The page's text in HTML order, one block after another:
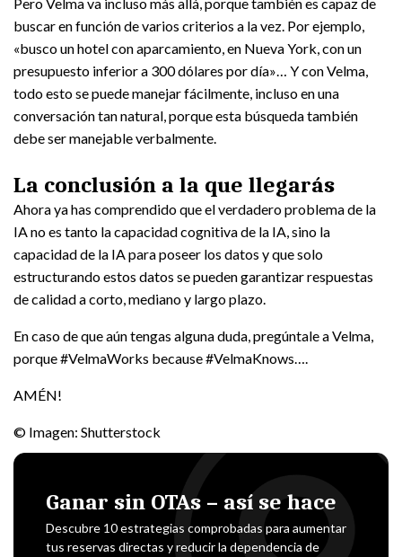
buscar en función de varios criterios a la vez. Por ejemplo,
«busco un hotel con aparcamiento, en Nueva York, con un
presupuesto inferior a 300 dólares por día»… Y con Velma,
todo esto se puede manejar fácilmente, incluso en una
conversación tan natural, porque esta búsqueda también
debe ser manejable verbalmente.
La conclusión a la que llegarás
Ahora ya has comprendido que el verdadero problema de la
IA no es tanto la capacidad cognitiva de la IA, sino la
capacidad de la IA para poseer los datos y que solo
estructurando estos datos se pueden garantizar respuestas
de calidad a corto, mediano y largo plazo.
En caso de que aún tengas alguna duda, pregúntale a Velma,
porque #VelmaWorks because #VelmaKnows….
AMÉN!
© Imagen: Shutterstock
Ganar sin OTAs – así se hace
Descubre 10 estrategias comprobadas para aumentar
tus reservas directas y reducir la dependencia de